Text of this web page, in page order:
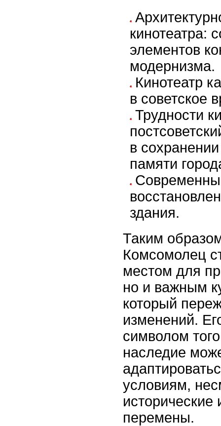
кинотеатра:
элементов
модернизма.
Кинотеатр
в советское
Трудности
в
памяти
здания.
Таким
Комсомолец
местом для
но и важным
который
изменений.
символом
наследие
условиям,
перемены.